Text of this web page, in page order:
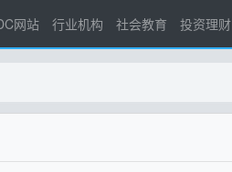
网站 行业机构 社会教育 投资理财